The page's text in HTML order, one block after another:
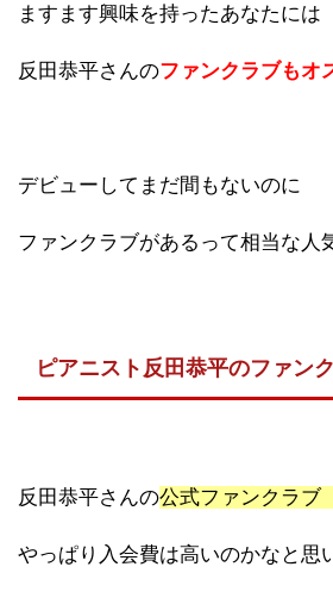
ますます興味を持ったあなたには
反田恭平さんのファンクラブもオ
デビューしてまだ間もないのに
ファンクラブがあるって相当な人
ピアニスト反田恭平のファン
反田恭平さんの公式ファンクラブ
やっぱり入会費は高いのかなと思